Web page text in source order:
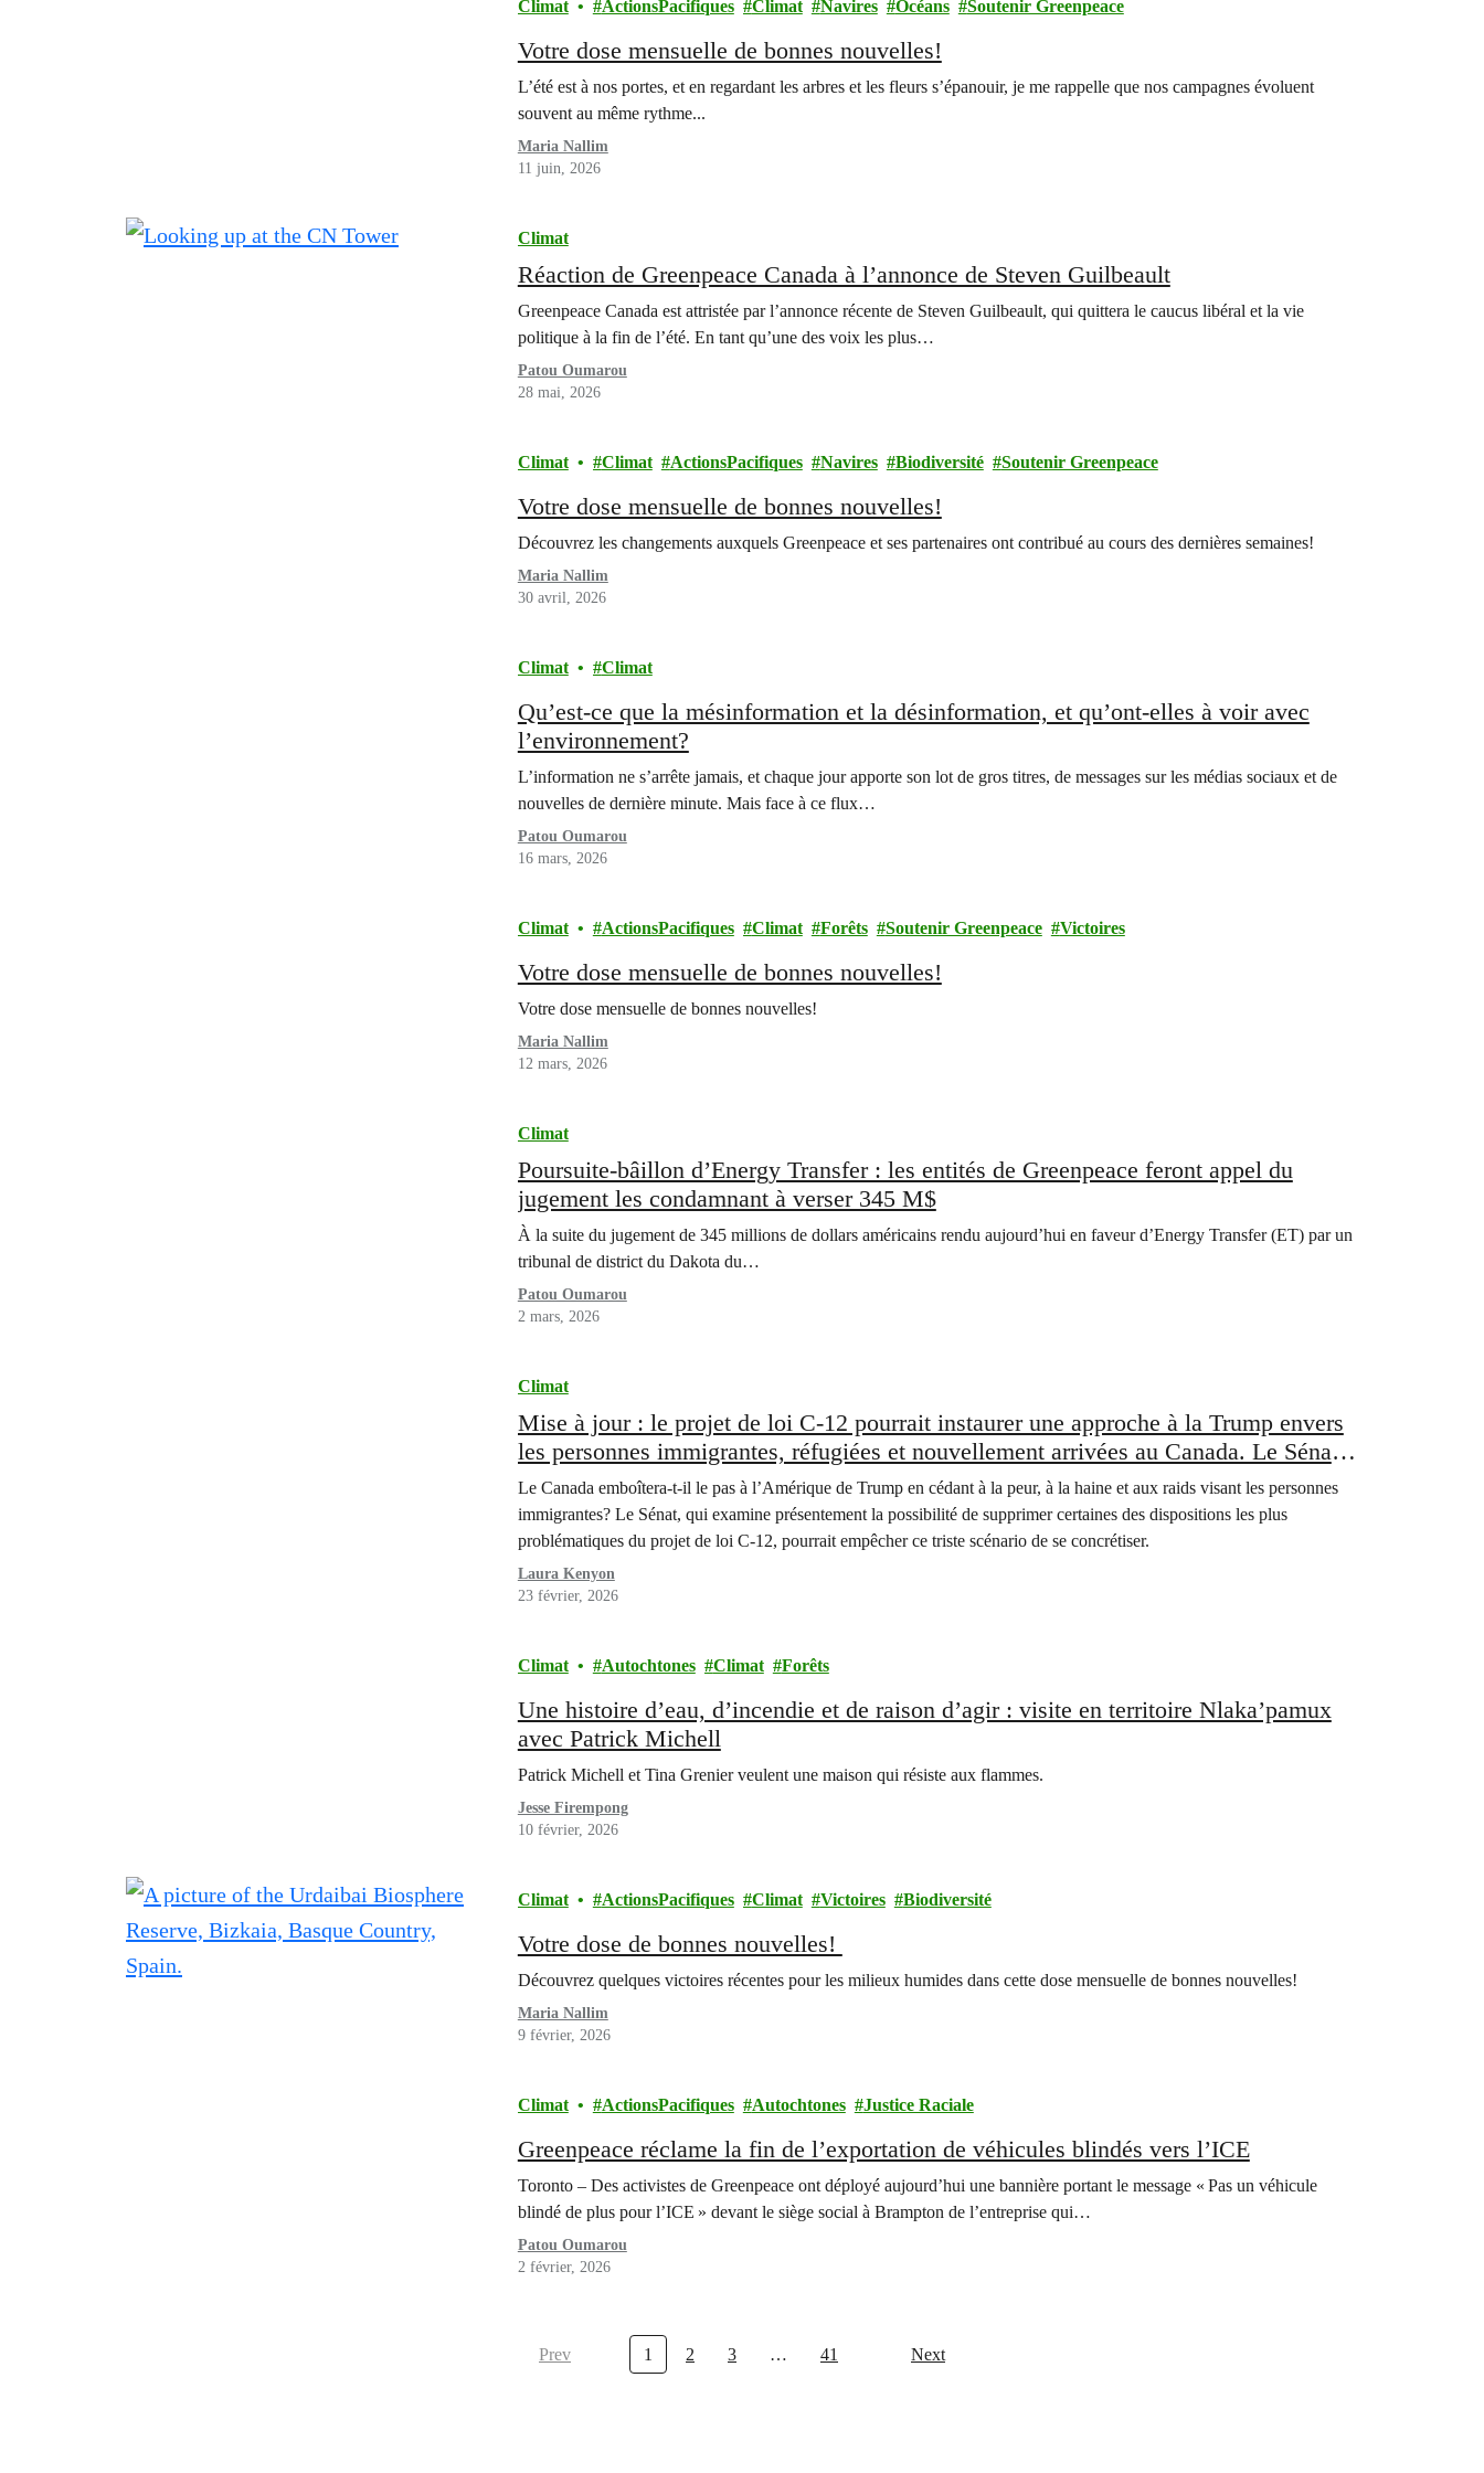
Climat ActionsPacifiques Climat Navires Océans Soutenir Greenpeace
Votre dose mensuelle de bonnes nouvelles!
L’été est à nos portes, et en regardant les arbres et les fleurs s’épanouir, je me rappelle que nos campagnes évoluent
souvent au même rythme...
Maria Nallim
11 juin, 2026
Climat
Réaction de Greenpeace Canada à l’annonce de Steven Guilbeault
Greenpeace Canada est attristée par l’annonce récente de Steven Guilbeault, qui quittera le caucus libéral et la vie
politique à la fin de l’été. En tant qu’une des voix les plus…
Patou Oumarou
28 mai, 2026
Climat Climat ActionsPacifiques Navires Biodiversité Soutenir Greenpeace
Votre dose mensuelle de bonnes nouvelles!
Découvrez les changements auxquels Greenpeace et ses partenaires ont contribué au cours des dernières semaines!
Maria Nallim
30 avril, 2026
Climat Climat
Qu’est-ce que la mésinformation et la désinformation, et qu’ont-elles à voir avec
l’environnement?
L’information ne s’arrête jamais, et chaque jour apporte son lot de gros titres, de messages sur les médias sociaux et de
nouvelles de dernière minute. Mais face à ce flux…
Patou Oumarou
16 mars, 2026
Climat ActionsPacifiques Climat Forêts Soutenir Greenpeace Victoires
Votre dose mensuelle de bonnes nouvelles!
Votre dose mensuelle de bonnes nouvelles!
Maria Nallim
12 mars, 2026
Climat
Poursuite-bâillon d’Energy Transfer : les entités de Greenpeace feront appel du
jugement les condamnant à verser 345 M$
À la suite du jugement de 345 millions de dollars américains rendu aujourd’hui en faveur d’Energy Transfer (ET) par un
tribunal de district du Dakota du…
Patou Oumarou
2 mars, 2026
Climat
Mise à jour : le projet de loi C-12 pourrait instaurer une approche à la Trump envers
les personnes immigrantes, réfugiées et nouvellement arrivées au Canada. Le Sénat
pourrait s’y opposer.
Le Canada emboîtera-t-il le pas à l’Amérique de Trump en cédant à la peur, à la haine et aux raids visant les personnes
immigrantes? Le Sénat, qui examine présentement la possibilité de supprimer certaines des dispositions les plus
problématiques du projet de loi C-12, pourrait empêcher ce triste scénario de se concrétiser.
Laura Kenyon
23 février, 2026
Climat Autochtones Climat Forêts
Une histoire d’eau, d’incendie et de raison d’agir : visite en territoire Nlaka’pamux
avec Patrick Michell
Patrick Michell et Tina Grenier veulent une maison qui résiste aux flammes.
Jesse Firempong
10 février, 2026
Climat ActionsPacifiques Climat Victoires Biodiversité
Votre dose de bonnes nouvelles!
Découvrez quelques victoires récentes pour les milieux humides dans cette dose mensuelle de bonnes nouvelles!
Maria Nallim
9 février, 2026
Climat ActionsPacifiques Autochtones Justice Raciale
Greenpeace réclame la fin de l’exportation de véhicules blindés vers l’ICE
Toronto – Des activistes de Greenpeace ont déployé aujourd’hui une bannière portant le message « Pas un véhicule
blindé de plus pour l’ICE » devant le siège social à Brampton de l’entreprise qui…
Patou Oumarou
2 février, 2026
Prev 1 2 3 … 41 Next